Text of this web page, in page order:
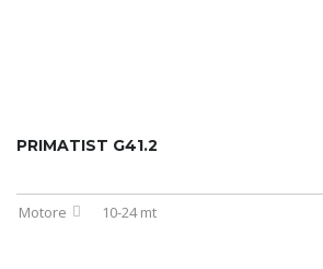
PRIMATIST G41.2
Motore 10-24 mt